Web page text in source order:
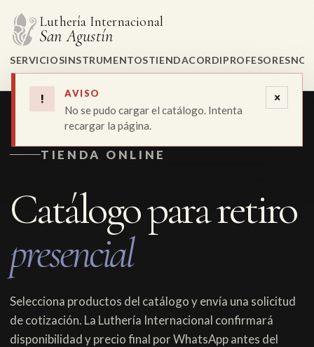
! AVISO
No se pudo cargar el catálogo. Intenta
recargar la página.
×
Luthería Internacional
San Agustín
SERVICIOSINSTRUMENTOSTIENDACORDIPROFESORES
TIENDA ONLINE
Catálogo para retiro
presencial
Selecciona productos del catálogo y envía una solicitud
de cotización. La Luthería Internacional confirmará
disponibilidad y precio final por WhatsApp antes del